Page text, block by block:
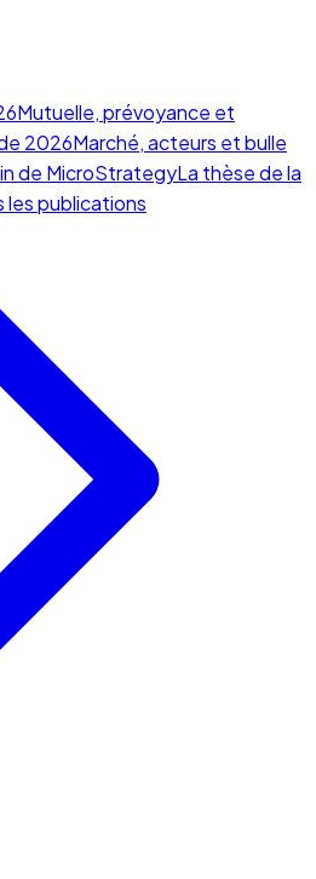
Mutuelle, prévoyance et
2026Marché, acteurs et bulle
de MicroStrategyLa thèse de la
les publications